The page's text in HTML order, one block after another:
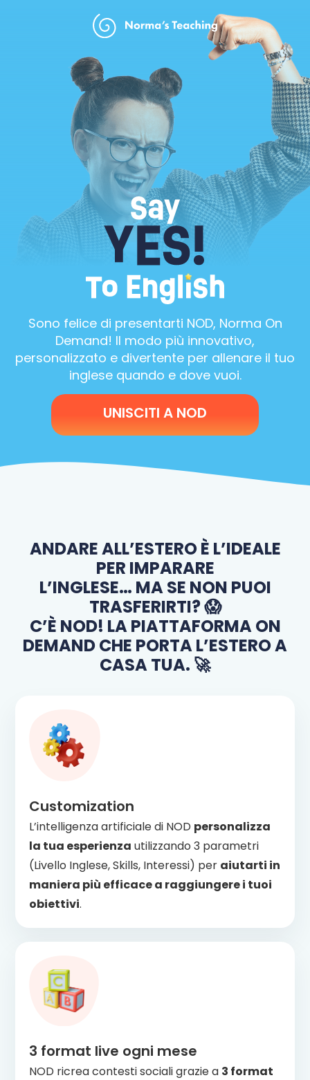
Sono felice di presentarti NOD, Norma On
Demand! Il modo più innovativo,
personalizzato e divertente per allenare il tuo
inglese quando e dove vuoi.
UNISCITI A NOD
ANDARE ALL’ESTERO È L’IDEALE
PER IMPARARE
L’INGLESE… MA SE NON PUOI
TRASFERIRTI? 😱
C’È NOD! LA PIATTAFORMA ON
DEMAND CHE PORTA L’ESTERO A
CASA TUA. 🚀
Customization
L’intelligenza artificiale di NOD personalizza
la tua esperienza utilizzando 3 parametri
(Livello Inglese, Skills, Interessi) per aiutarti in
maniera più efficace a raggiungere i tuoi
obiettivi.
3 format live ogni mese
NOD ricrea contesti sociali grazie a 3 format